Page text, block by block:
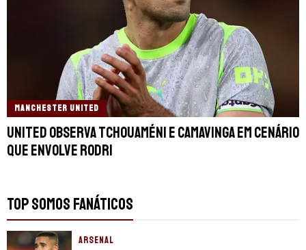
MANCHESTER UNITED
United observa Tchouaméni e Camavinga em cenário
que envolve Rodri
TOP SOMOS FANÁTICOS
ARSENAL